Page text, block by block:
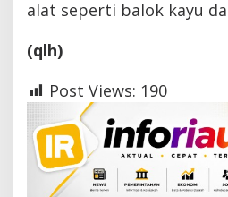
alat seperti balok kayu
(qlh)
Post Views: 190